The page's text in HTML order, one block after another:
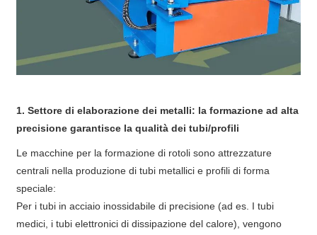
1. Settore di elaborazione dei metalli: la formazione ad alta
precisione garantisce la qualità dei tubi/profili
Le macchine per la formazione di rotoli sono attrezzature
centrali nella produzione di tubi metallici e profili di forma
speciale:
Per i tubi in acciaio inossidabile di precisione (ad es. I tubi
medici, i tubi elettronici di dissipazione del calore), vengono